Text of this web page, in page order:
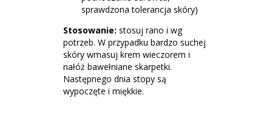
sprawdzona tolerancja skóry)
Stosowanie: stosuj rano i wg
potrzeb. W przypadku bardzo suchej
skóry wmasuj krem wieczorem i
nałóż bawełniane skarpetki.
Następnego dnia stopy są
wypoczęte i miękkie.